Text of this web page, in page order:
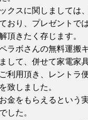
クスに関しましては
おり、プレゼントで
頂きたく存じます。
ラボさんの無料運搬
して、併せて家電家
利用頂き、レントラ
致しました。
金をもらえるという
した。